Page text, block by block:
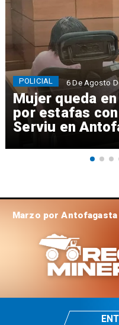
Mujer queda
por estafas
Serviu en
POLICIAL 6 De Agosto
Marzo por Antofagasta